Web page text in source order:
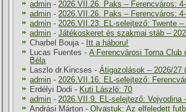
admin -2026.VII.26. Paks – Ferencváros:
admin -2026.VII.26. Paks – Ferencváros:
admin -2026.VII.23. EL-selejtező: Twente
admin -Játékoskeret és szakmai stáb –
Charbel Bouja- Itt a háboru!
Lucas Fuentes -A Ferencvárosi Torna Club
Béla
Laszlo dr.Kincses -Átigazolások – 2026/27
admin -2026.VII.16. EL-selejtező:
Erdélyi Dodi - Kuti László: 70
admin -2026.VII.9. EL-selejtező: Vojvodina
Andrási Márton -Olvastuk: Az elfeledett